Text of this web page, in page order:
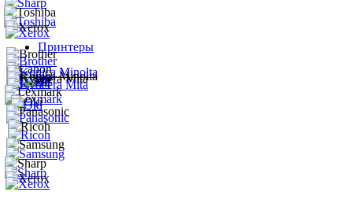
Принтеры